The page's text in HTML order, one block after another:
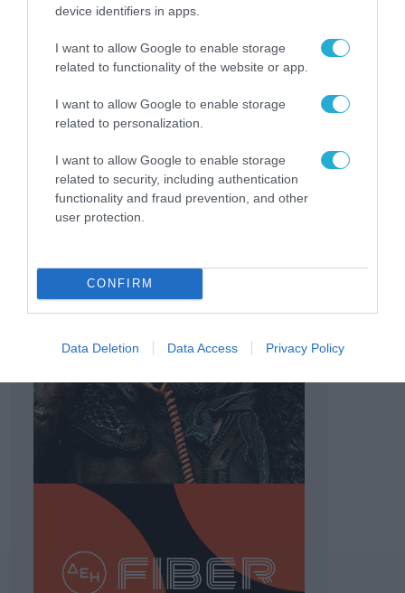
device identifiers in apps.
I want to allow Google to enable storage
related to functionality of the website or app.
I want to allow Google to enable storage
related to personalization.
I want to allow Google to enable storage
related to security, including authentication
functionality and fraud prevention, and other
user protection.
CONFIRM
Data Deletion Data Access Privacy Policy
5Η ATTICA
GRECO
ISLANDS
ΔΟΜΝΑ
ΜΙΧΑΗΛΙΔΟΥ
ΜΙΚΡΑ
ΝΗΣΙΑ
ΝΗΣΙΑ